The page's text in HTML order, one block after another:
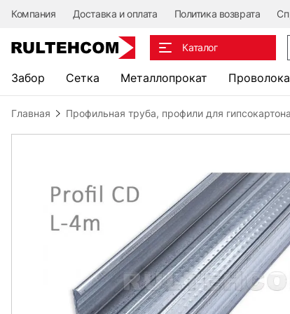
Компания Доставка и оплата Политика возврата
Каталог
Забор Сетка Металлопрокат
Главная Профильная труба, профили для